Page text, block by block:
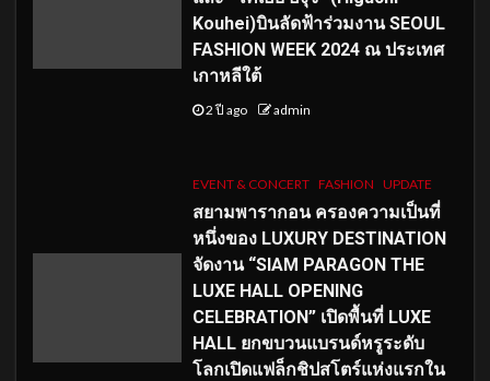
Kouhei)บินลัดฟ้าร่วมงาน SEOUL
FASHION WEEK 2024 ณ ประเทศ
เกาหลีใต้
2 ปี ago admin
EVENT & CONCERT FASHION UPDATE
สยามพารากอน ครองความเป็นที่
หนึ่งของ LUXURY DESTINATION
จัดงาน “SIAM PARAGON THE
LUXE HALL OPENING
CELEBRATION” เปิดพื้นที่ LUXE
HALL ยกขบวนแบรนด์หรูระดับ
โลกเปิดแฟล็กชิปสโตร์แห่งแรกใน